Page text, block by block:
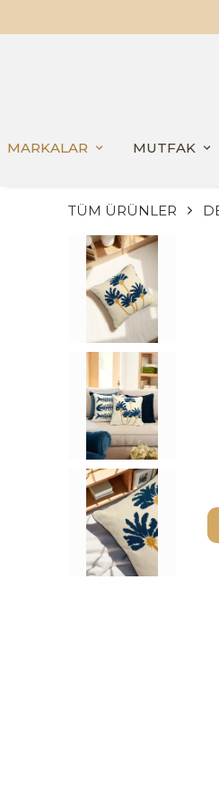
MARKALAR MUTFAK
TÜM ÜRÜNLER